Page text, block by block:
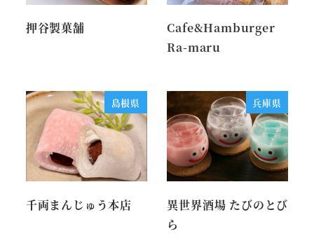
押谷製菓舗
Cafe&Hamburger
Ra-maru
島根県
千両まんじゅう本店
兵庫県
異世界酒場 たびのとび
ら